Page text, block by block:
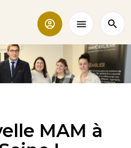
MAM à